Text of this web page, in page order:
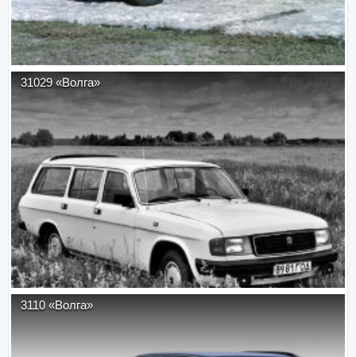
31029 «Волга»
3110 «Волга»